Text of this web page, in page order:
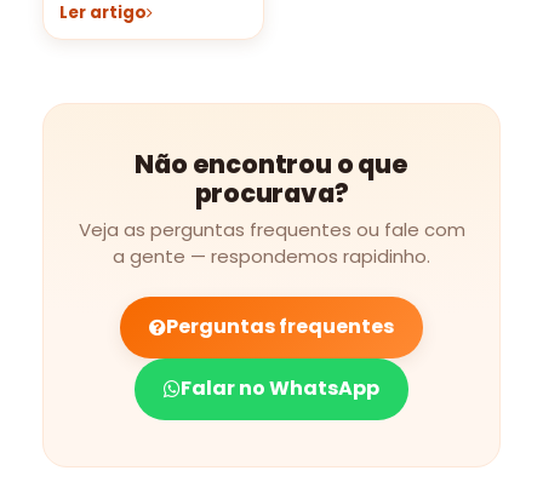
Ler artigo
Não encontrou o que
procurava?
Veja as perguntas frequentes ou fale com
a gente — respondemos rapidinho.
Perguntas frequentes
Falar no WhatsApp